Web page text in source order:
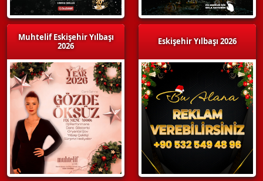
Muhtelif Eskişehir Yılbaşı
2026
Eskişehir Yılbaşı 2026